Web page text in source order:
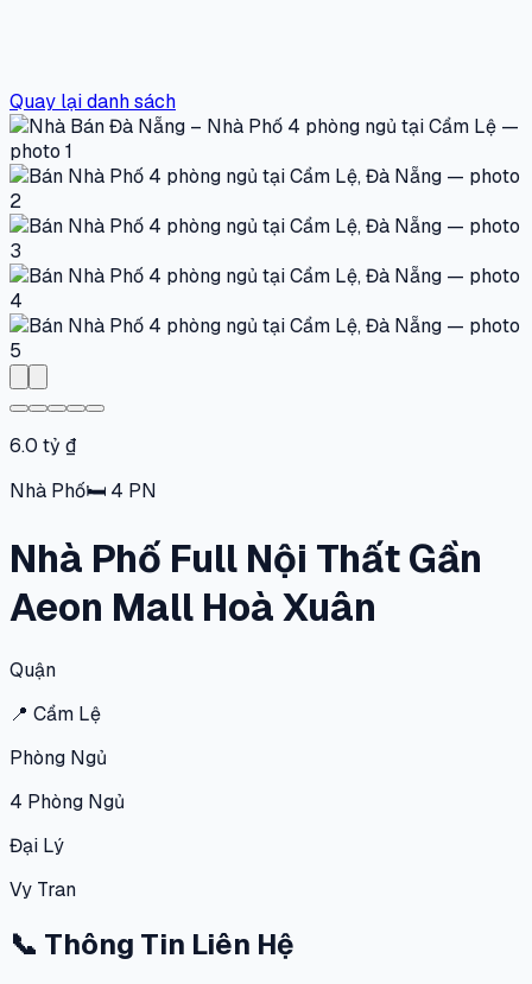
Quay lại danh sách
6.0 tỷ ₫
Nhà Phố🛏 4 PN
Nhà Phố Full Nội Thất Gần
Aeon Mall Hoà Xuân
Quận
📍 Cẩm Lệ
Phòng Ngủ
4 Phòng Ngủ
Đại Lý
Vy Tran
📞 Thông Tin Liên Hệ